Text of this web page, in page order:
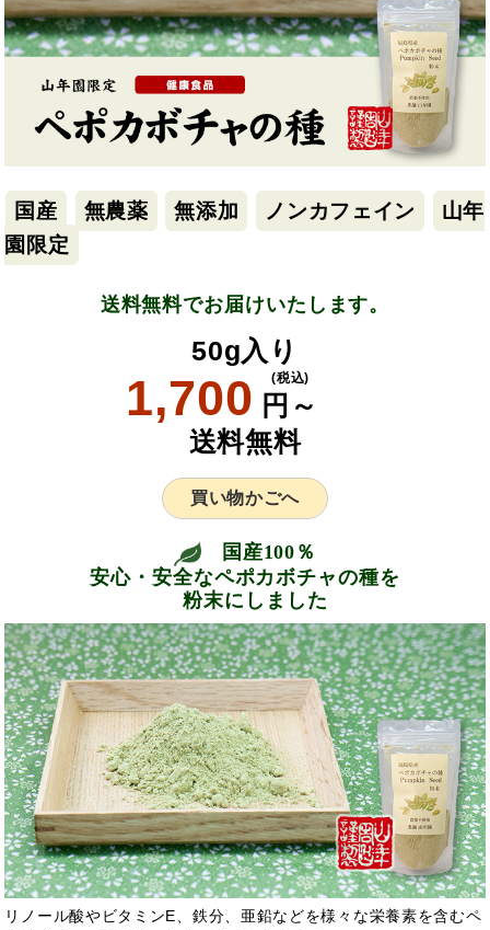
国産 無農薬 無添加 ノンカフェイン
山年
園限定
送料無料でお届けいたします。
50g入り
1,700 円～
(税込)
送料無料
買い物かごへ
国産100％
安心・安全なペポカボチャの種を
粉末にしました
リノール酸やビタミンE、鉄分、亜鉛などを様々な栄養素を含むペ